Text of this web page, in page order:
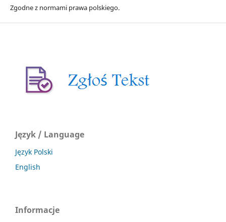
Zgodne z normami prawa polskiego.
Język / Language
Język Polski
English
Informacje